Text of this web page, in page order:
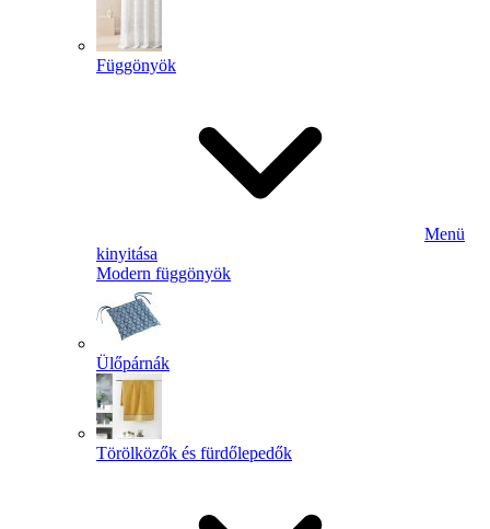
Függönyök
Menü
kinyitása
Modern függönyök
Ülőpárnák
Törölközők és fürdőlepedők